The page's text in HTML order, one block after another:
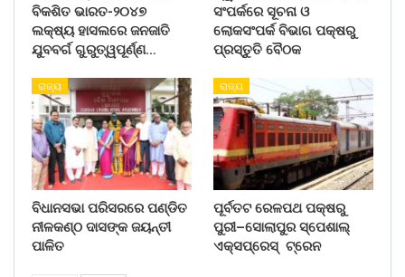
ବିକଶିତ ଭାରତ-୨୦୪୭
ଲକ୍ଷ୍ୟ ହାସଲରେ ଜନଜାତି
ଯୁବବର୍ଗ ଗୁରୁତ୍ୱପୂର୍ଣ୍ଣ…
ସଂପର୍କରେ ସୂଚନା ଓ
ଲୋକସଂପର୍କ ବିଭାଗ ପକ୍ଷରୁ
ପ୍ରସ୍ତୁତି ବୈଠକ
ରାଜ୍ୟ
ବିଧାନସଭା ପରିସରରେ ପଣ୍ଡିତ
ନୀଳକଣ୍ଠ ଦାସଙ୍କ ଜୟନ୍ତୀ
ପାଳିତ
ରାଜ୍ୟ
ପୂର୍ବତଟ ରେଳପଥ ପକ୍ଷରୁ
ପୁରୀ–ସୋଲାପୁର ସ୍ପେଶାଲ୍
ଏକ୍ସପ୍ରେସ୍ ଟ୍ରେନ